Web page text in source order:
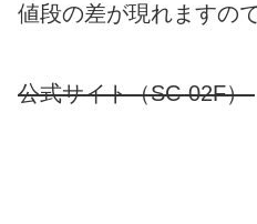
値段の差が現れますの
公式サイト（SC-02F）